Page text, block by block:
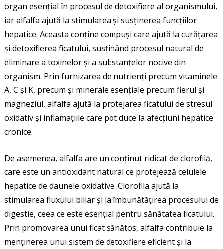
organ esențial în procesul de detoxifiere al organismului,
iar alfalfa ajută la stimularea și susținerea funcțiilor
hepatice. Aceasta conține compuși care ajută la curățarea
și detoxifierea ficatului, susținând procesul natural de
eliminare a toxinelor și a substanțelor nocive din
organism. Prin furnizarea de nutrienți precum vitaminele
A, C și K, precum și minerale esențiale precum fierul și
magneziul, alfalfa ajută la protejarea ficatului de stresul
oxidativ și inflamațiile care pot duce la afecțiuni hepatice
cronice.
De asemenea, alfalfa are un conținut ridicat de clorofilă,
care este un antioxidant natural ce protejează celulele
hepatice de daunele oxidative. Clorofila ajută la
stimularea fluxului biliar și la îmbunătățirea procesului de
digestie, ceea ce este esențial pentru sănătatea ficatului.
Prin promovarea unui ficat sănătos, alfalfa contribuie la
menținerea unui sistem de detoxifiere eficient și la